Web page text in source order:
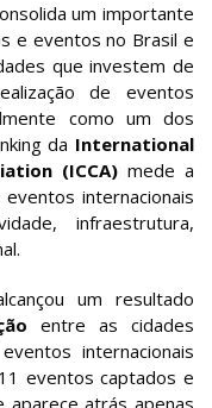
um importante
e eventos no Brasil e
que investem de
de eventos
como um dos
da International
(ICCA) mede a
internacionais
infraestrutura,
um resultado
entre as cidades
internacionais
eventos captados e